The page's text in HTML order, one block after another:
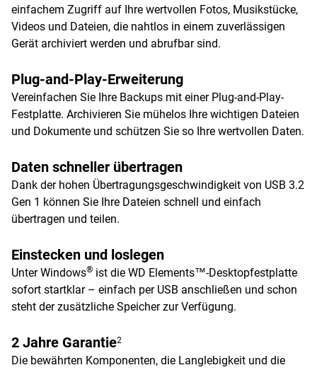
einfachem Zugriff auf Ihre wertvollen Fotos, Musikstücke,
Videos und Dateien, die nahtlos in einem zuverlässigen
Gerät archiviert werden und abrufbar sind.
Plug-and-Play-Erweiterung
Vereinfachen Sie Ihre Backups mit einer Plug-and-Play-
Festplatte. Archivieren Sie mühelos Ihre wichtigen Dateien
und Dokumente und schützen Sie so Ihre wertvollen Daten.
Daten schneller übertragen
Dank der hohen Übertragungsgeschwindigkeit von USB 3.2
Gen 1 können Sie Ihre Dateien schnell und einfach
übertragen und teilen.
Einstecken und loslegen
Unter Windows® ist die WD Elements™-Desktopfestplatte
sofort startklar – einfach per USB anschließen und schon
steht der zusätzliche Speicher zur Verfügung.
2 Jahre Garantie2
Die bewährten Komponenten, die Langlebigkeit und die